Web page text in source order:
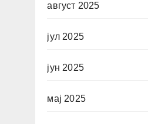
август 2025
јул 2025
јун 2025
мај 2025